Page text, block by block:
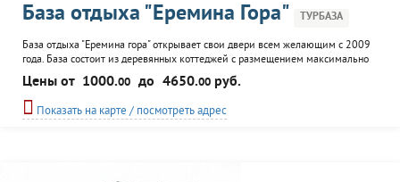
База отдыха "Еремина Гора" ТУРБАЗА
База отдыха "Еремина гора" открывает свои двери всем желающим с 2009
года. База состоит из деревянных коттеджей с размещением максимально
до 8-ми человек; бани - каждая баня вместимостью до 10 человек. К
услугам гостей: рыбалка, рафтинг, прокат лодок, катамаранов,
спортинвентаря, кафе.
Цены от 1000.00 до 4650.00 руб.
Показать на карте / посмотреть адрес